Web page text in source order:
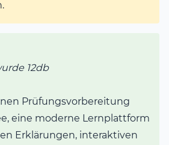
12db
Prüfungsvorbereitung
eine moderne Lernplattform
Erklärungen, interaktiven